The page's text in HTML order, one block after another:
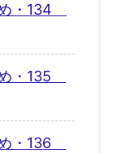
・134
・135
・136